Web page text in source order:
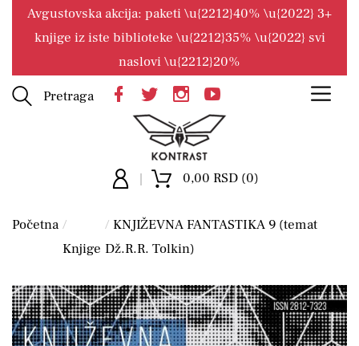
Avgustovska akcija: paketi \u{2212}40% \u{2022} 3+
knjige iz iste biblioteke \u{2212}35% \u{2022} svi
naslovi \u{2212}20%
Pretraga
0,00 RSD (0)
Početna
Knjige
KNJIŽEVNA FANTASTIKA 9 (temat
Dž.R.R. Tolkin)